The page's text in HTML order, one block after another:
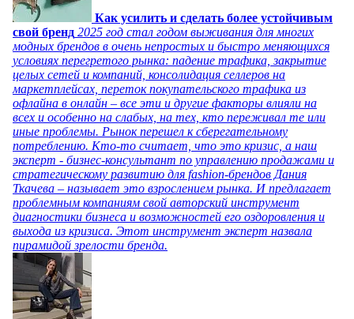
Как усилить и сделать более устойчивым
свой бренд 2025 год стал годом выживания для многих
модных брендов в очень непростых и быстро меняющихся
условиях перегретого рынка: падение трафика, закрытие
целых сетей и компаний, консолидация селлеров на
маркетплейсах, переток покупательского трафика из
офлайна в онлайн – все эти и другие факторы влияли на
всех и особенно на слабых, на тех, кто переживал те или
иные проблемы. Рынок перешел к сберегательному
потреблению. Кто-то считает, что это кризис, а наш
эксперт - бизнес-консультант по управлению продажами и
стратегическому развитию для fashion-брендов Дания
Ткачева – называет это взрослением рынка. И предлагает
проблемным компаниям свой авторский инструмент
диагностики бизнеса и возможностей его оздоровления и
выхода из кризиса. Этот инструмент эксперт назвала
пирамидой зрелости бренда.